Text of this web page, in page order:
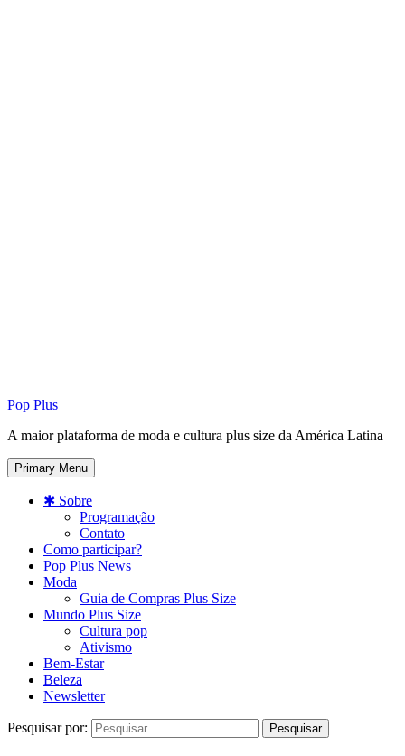
Pop Plus
A maior plataforma de moda e cultura plus size da América Latina
Primary Menu
✱ Sobre
Programação
Contato
Como participar?
Pop Plus News
Moda
Guia de Compras Plus Size
Mundo Plus Size
Cultura pop
Ativismo
Bem-Estar
Beleza
Newsletter
Pesquisar por: